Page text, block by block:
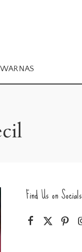
Find Us on Socials